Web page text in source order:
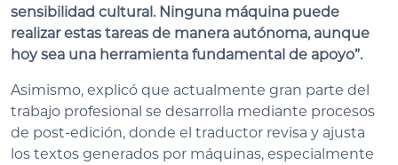
sensibilidad cultural. Ninguna máquina puede
realizar estas tareas de manera autónoma, aunque
hoy sea una herramienta fundamental de apoyo”.
Asimismo, explicó que actualmente gran parte del
trabajo profesional se desarrolla mediante procesos
de post-edición, donde el traductor revisa y ajusta
los textos generados por máquinas, especialmente